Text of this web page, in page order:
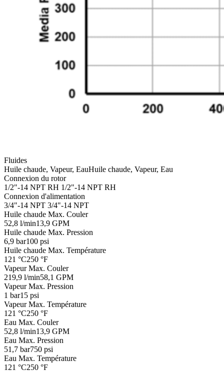
Fluides
Huile chaude, Vapeur, EauHuile chaude, Vapeur, Eau
Connexion du rotor
1/2"-14 NPT RH 1/2"-14 NPT RH
Connexion d'alimentation
3/4"-14 NPT 3/4"-14 NPT
Huile chaude Max. Couler
52,8 l/min13,9 GPM
Huile chaude Max. Pression
6,9 bar100 psi
Huile chaude Max. Température
121 °C250 °F
Vapeur Max. Couler
219,9 l/min58,1 GPM
Vapeur Max. Pression
1 bar15 psi
Vapeur Max. Température
121 °C250 °F
Eau Max. Couler
52,8 l/min13,9 GPM
Eau Max. Pression
51,7 bar750 psi
Eau Max. Température
121 °C250 °F